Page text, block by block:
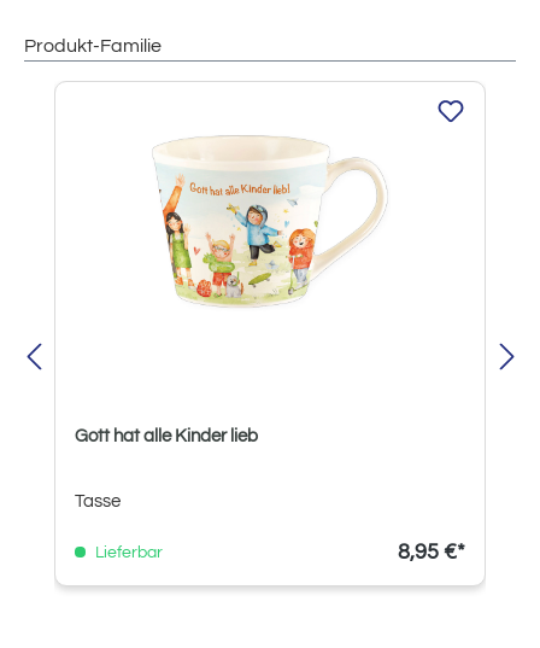
Produkt-Familie
Produktgalerie überspringen
Gott hat alle Kinder lieb
Tasse
Lieferbar 8,95 €*